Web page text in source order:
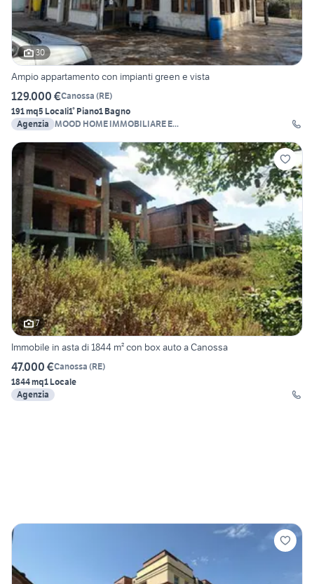
30
Ampio appartamento con impianti green e vista
129.000 €Canossa (RE)
191 mq5 Locali1° Piano1 Bagno
Agenzia MOOD HOME IMMOBILIARE E...
7
Immobile in asta di 1844 m² con box auto a Canossa
47.000 €Canossa (RE)
1844 mq1 Locale
Agenzia